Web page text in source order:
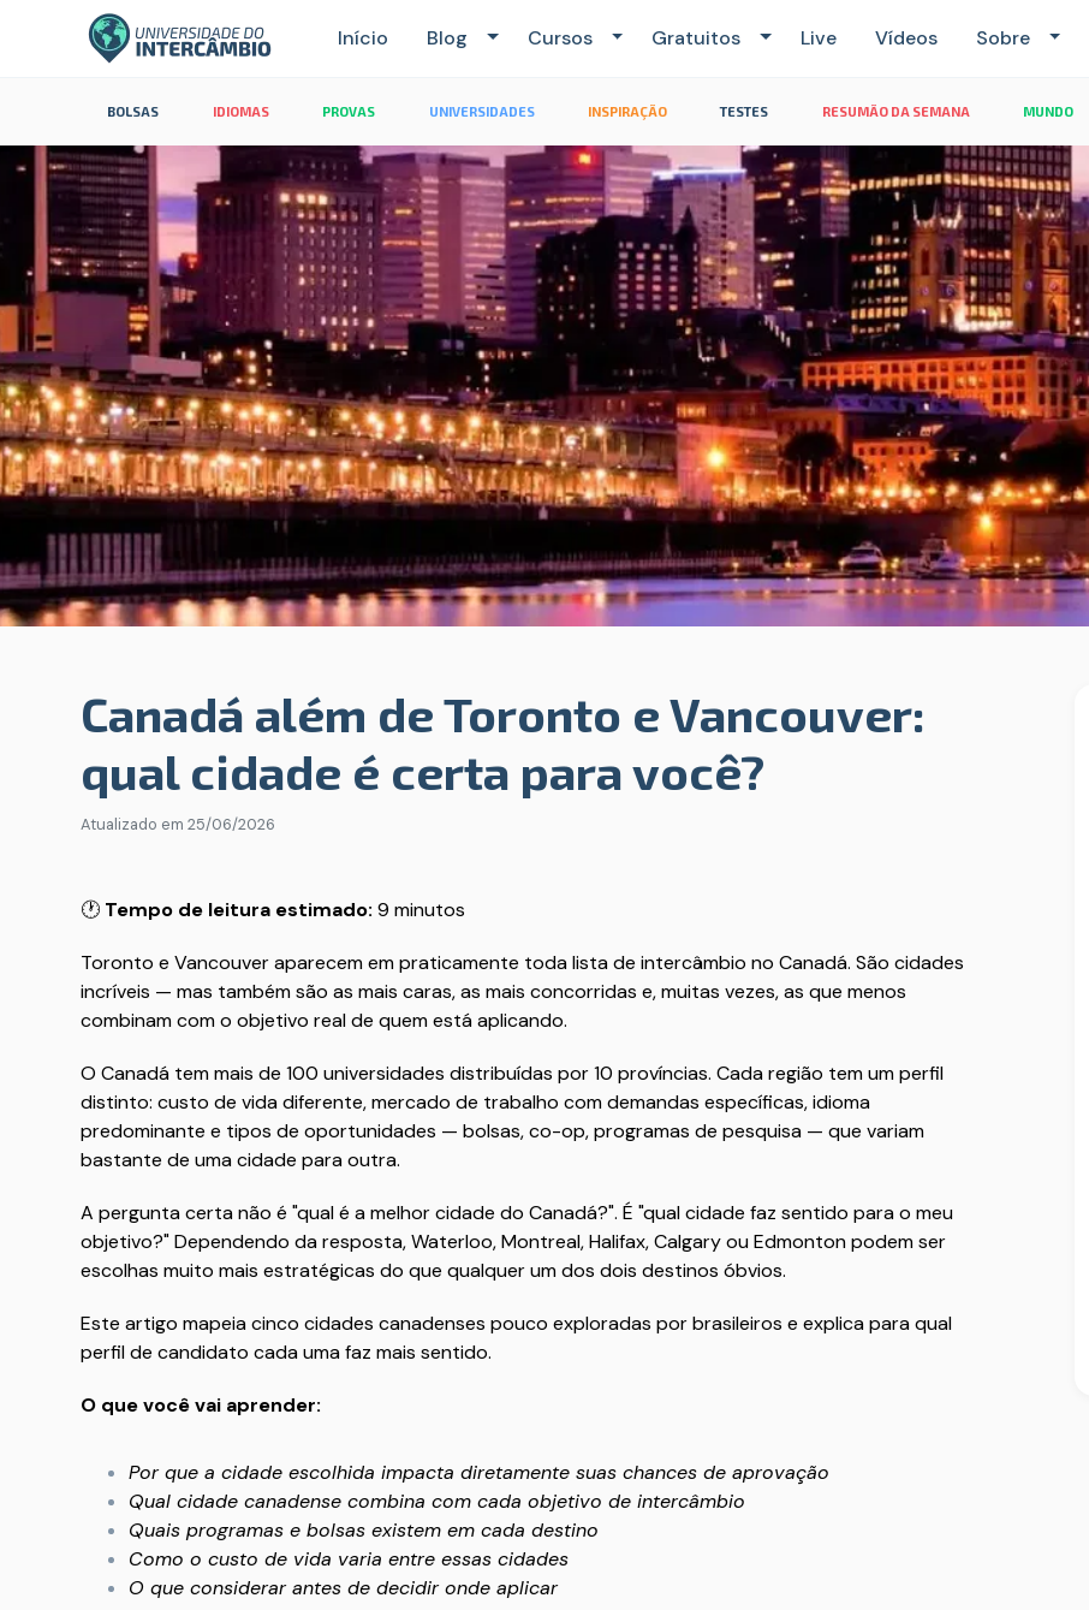
Início Blog Cursos Gratuitos Live Vídeos Sobre
BOLSAS IDIOMAS PROVAS UNIVERSIDADES INSPIRAÇÃO TESTES RESUMÃO DA SEMANA MUNDO
Canadá além de Toronto e Vancouver:
qual cidade é certa para você?
Atualizado em 25/06/2026
🕐 Tempo de leitura estimado: 9 minutos
Toronto e Vancouver aparecem em praticamente toda lista de intercâmbio no Canadá. São cidades
incríveis — mas também são as mais caras, as mais concorridas e, muitas vezes, as que menos
combinam com o objetivo real de quem está aplicando.
O Canadá tem mais de 100 universidades distribuídas por 10 províncias. Cada região tem um perfil
distinto: custo de vida diferente, mercado de trabalho com demandas específicas, idioma
predominante e tipos de oportunidades — bolsas, co-op, programas de pesquisa — que variam
bastante de uma cidade para outra.
A pergunta certa não é "qual é a melhor cidade do Canadá?". É "qual cidade faz sentido para o meu
objetivo?" Dependendo da resposta, Waterloo, Montreal, Halifax, Calgary ou Edmonton podem ser
escolhas muito mais estratégicas do que qualquer um dos dois destinos óbvios.
Este artigo mapeia cinco cidades canadenses pouco exploradas por brasileiros e explica para qual
perfil de candidato cada uma faz mais sentido.
O que você vai aprender:
Por que a cidade escolhida impacta diretamente suas chances de aprovação
Qual cidade canadense combina com cada objetivo de intercâmbio
Quais programas e bolsas existem em cada destino
Como o custo de vida varia entre essas cidades
O que considerar antes de decidir onde aplicar